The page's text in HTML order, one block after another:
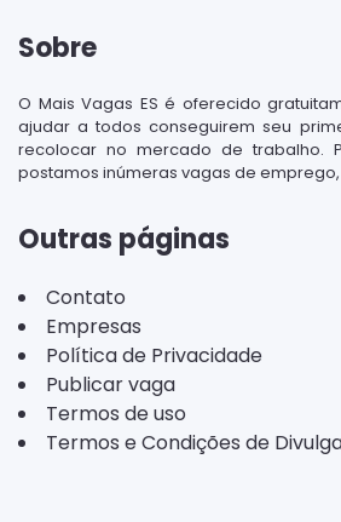
Sobre
O Mais Vagas ES é oferecido
ajudar a todos conseguirem seu
recolocar no mercado de trabalho.
postamos inúmeras vagas de
Outras páginas
Contato
Empresas
Política de Privacidade
Publicar vaga
Termos de uso
Termos e Condições de